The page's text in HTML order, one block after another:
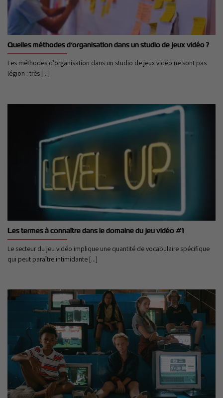
Quelles méthodes d’organisation dans un studio de jeux vidéo ?
Les méthodes d'organisation dans un studio de jeux vidéo ne sont pas
légion : très [...]
Les termes à connaître dans le domaine du jeu vidéo #1
Le secteur du jeu vidéo implique une quantité de vocabulaire spécifique
qui peut paraître intimidante [...]